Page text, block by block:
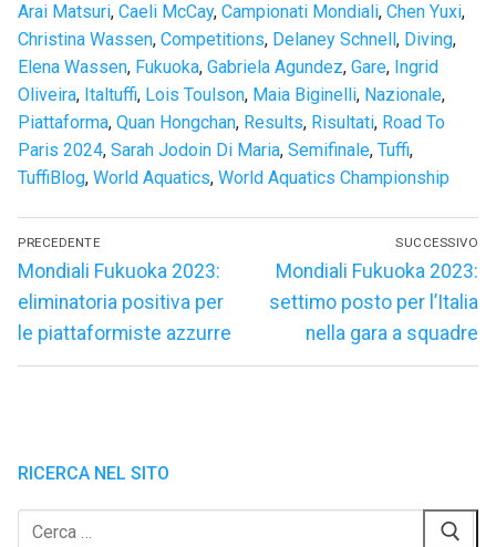
Arai Matsuri, Caeli McCay, Campionati Mondiali, Chen Yuxi,
Christina Wassen, Competitions, Delaney Schnell , Diving,
Elena Wassen, Fukuoka, Gabriela Agundez, Gare, Ingrid
Oliveira, Italtuffi, Lois Toulson, Maia Biginelli, Nazionale,
Piattaforma, Quan Hongchan, Results, Risultati, Road To
Paris 2024, Sarah Jodoin Di Maria, Semifinale, Tuffi,
TuffiBlog, World Aquatics, World Aquatics Championship
Navigazione
articoli
PRECEDENTE
Articolo
precedente:
Mondiali Fukuoka 2023:
eliminatoria positiva per
le piattaformiste azzurre
SUCCESSIVO
Articolo
successivo:
Mondiali Fukuoka 2023:
settimo posto per l’Italia
nella gara a squadre
RICERCA NEL SITO
Cerca: